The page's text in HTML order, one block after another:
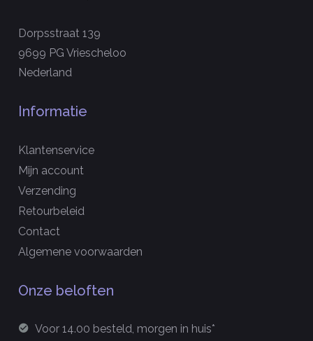
Dorpsstraat 139
9699 PG Vriescheloo
Nederland
Informatie
Klantenservice
Mijn account
Verzending
Retourbeleid
Contact
Algemene voorwaarden
Onze beloften
Voor 14.00 besteld, morgen in huis*